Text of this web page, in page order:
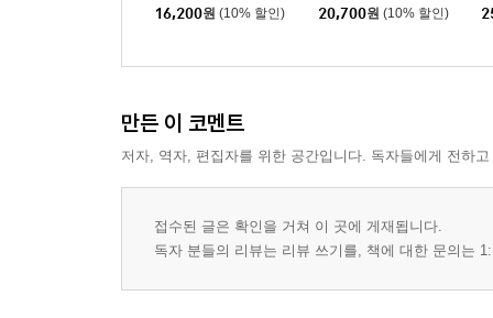
유대인이 상업을 석권했던 이유
동방무역으로 되살아난 유럽 경제와 유대인의 금융
르네상스 탄생에 기여한 유대인
십자군 운동과 중세 유대인의 학살
16,200원 (10% 할인) 20,700원 (10% 할인)
만든 이 코멘트
저자, 역자, 편집자를 위한 공간입니다. 독자들에게 전하
접수된 글은 확인을 거쳐 이 곳에 게재됩니다.
독자 분들의 리뷰는 리뷰 쓰기를, 책에 대한 문의는